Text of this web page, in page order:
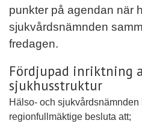
punkter på agendan när
sjukvårdsnämnden
fredagen.
Fördjupad inriktning
sjukhusstruktur
Hälso- och sjukvårdsnämnden
regionfullmäktige besluta att;